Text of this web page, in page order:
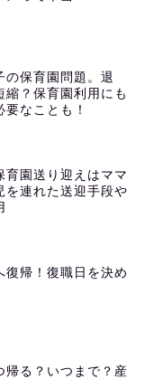
の保育園問題。退
縮？保育園利用にも
なことも！
育園送り迎えはママ
を連れた送迎手段や
復帰！復職日を決め
帰る？いつまで？産